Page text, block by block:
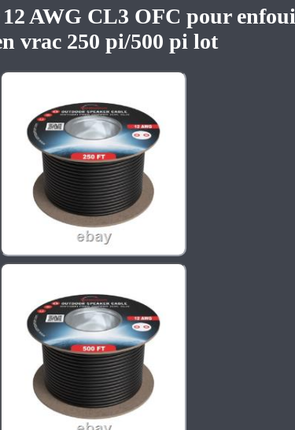
AWG CL3 OFC pour
vrac 250 pi/500 pi lot